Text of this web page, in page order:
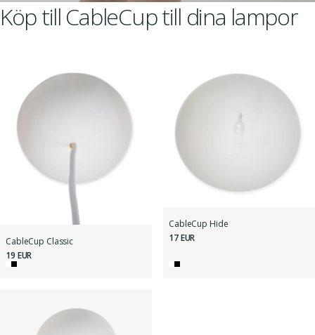
Köp till CableCup till dina lampor
CableCup Classic
19 EUR
CableCup Hide
17 EUR